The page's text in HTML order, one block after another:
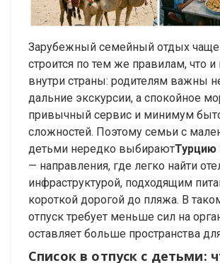
Зарубежный семейный отдых чаще
строится по тем же правилам, что и
внутри страны: родителям важны
дальние экскурсии, а спокойное
привычный сервис и минимум
сложностей. Поэтому семьи с
детьми нередко выбираютТурцию
— направления, где легко найти
инфраструктурой, подходящим
короткой дорогой до пляжа. В
отпуск требует меньше сил на
оставляет больше пространства
Список в отпуск с детьми: